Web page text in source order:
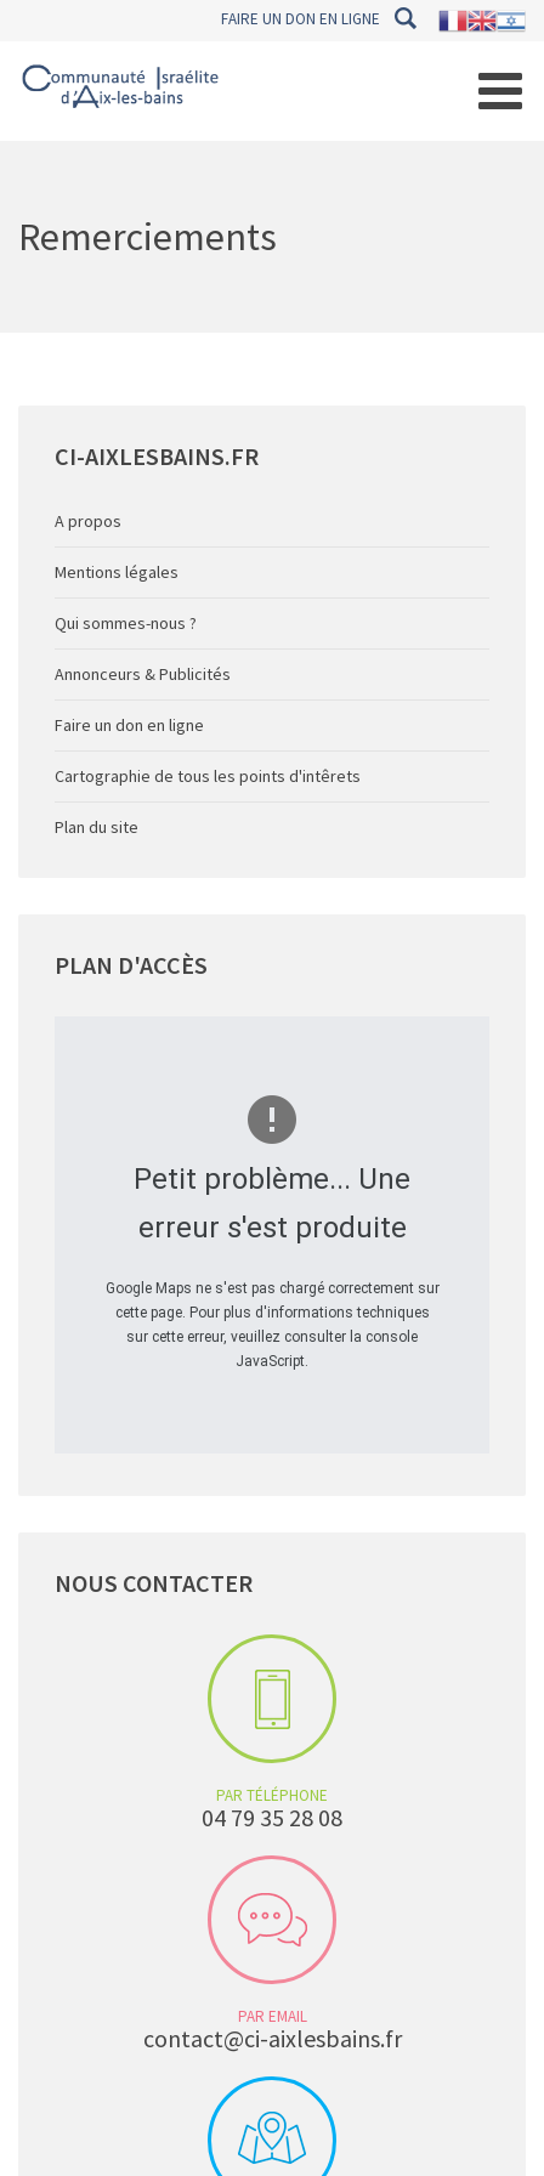
FAIRE UN DON EN LIGNE
Remerciements
CI-AIXLESBAINS.FR
A propos
Mentions légales
Qui sommes-nous ?
Annonceurs & Publicités
Faire un don en ligne
Cartographie de tous les points d'intêrets
Plan du site
PLAN D'ACCÈS
Petit problème... Une
erreur s'est produite
Google Maps ne s'est pas chargé correctement sur
cette page. Pour plus d'informations techniques
sur cette erreur, veuillez consulter la console
JavaScript.
NOUS CONTACTER
PAR TÉLÉPHONE
04 79 35 28 08
PAR EMAIL
contact@ci-aixlesbains.fr